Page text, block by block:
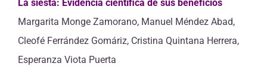
La siesta: Evidencia científica de sus beneficios
Margarita Monge Zamorano, Manuel Méndez Abad,
Cleofé Ferrández Gomáriz, Cristina Quintana Herrera,
Esperanza Viota Puerta